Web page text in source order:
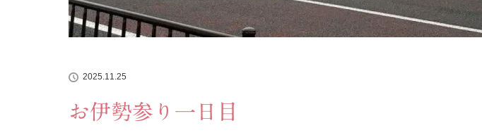
2025.11.25
お伊勢参り一日目